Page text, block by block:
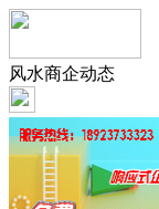
风水商企动态